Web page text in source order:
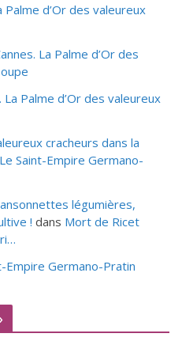
Palme d’Or des valeureux
La Palme d’Or des
La Palme d’Or des valeureux
cracheurs dans la
Le Saint-Empire Germano-
légumières,
! dans Mort de Ricet
Empire Germano-Pratin